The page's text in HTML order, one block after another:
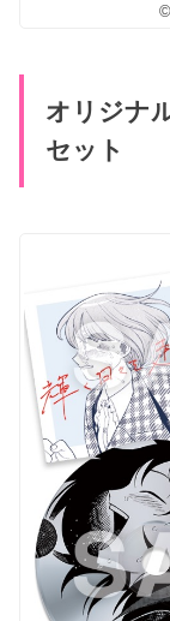
オリジナ
セット